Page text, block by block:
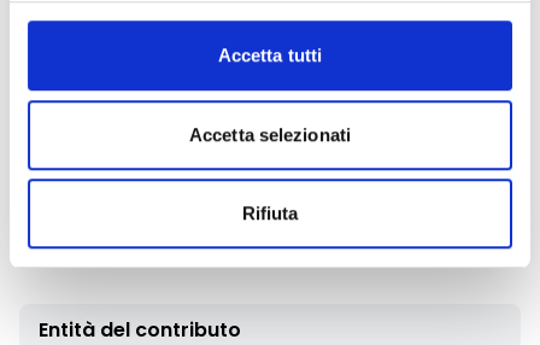
Accetta tutti
Accetta selezionati
Rifiuta
giuria al momento dell’invio della candidatura.
La partecipazione è gratuita; ogni partecipante/team
sezione, ma è possibile candidarsi a entrambe. La
proprietà intellettuale delle proposte resta ai creatori,
Digitali” mantengono il diritto di pubblicare e
promuovere le proposte sui canali ufficiali e nei
materiali istituzionali.
Entità del contributo